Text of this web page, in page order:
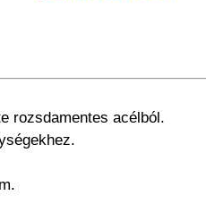
rozsdamentes acélból.